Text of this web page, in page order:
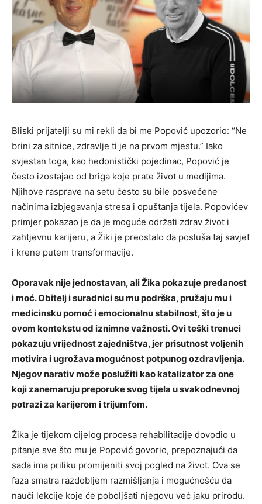
Bliski prijatelji su mi rekli da bi me Popović upozorio: “Ne
brini za sitnice, zdravlje ti je na prvom mjestu.” Iako
svjestan toga, kao hedonistički pojedinac, Popović je
često izostajao od briga koje prate život u medijima.
Njihove rasprave na setu često su bile posvećene
načinima izbjegavanja stresa i opuštanja tijela. Popovićev
primjer pokazao je da je moguće održati zdrav život i
zahtjevnu karijeru, a Žiki je preostalo da posluša taj savjet
i krene putem transformacije.
Oporavak nije jednostavan, ali Žika pokazuje predanost
i moć. Obitelj i suradnici su mu podrška, pružaju mu i
medicinsku pomoć i emocionalnu stabilnost, što je u
ovom kontekstu od iznimne važnosti. Ovi teški trenuci
pokazuju vrijednost zajedništva, jer prisutnost voljenih
motivira i ugrožava mogućnost potpunog ozdravljenja.
Njegov narativ može poslužiti kao katalizator za one
koji zanemaruju preporuke svog tijela u svakodnevnoj
potrazi za karijerom i trijumfom.
Žika je tijekom cijelog procesa rehabilitacije dovodio u
pitanje sve što mu je Popović govorio, prepoznajući da
sada ima priliku promijeniti svoj pogled na život. Ova se
faza smatra razdobljem razmišljanja i mogućnošću da
nauči lekcije koje će poboljšati njegovu već jaku prirodu.